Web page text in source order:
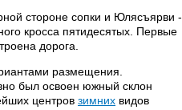
стороне сопки и Юлясъярви -
кросса пятидесятых. Первые
дорога.
размещения.
был освоен южный склон
центров зимних видов